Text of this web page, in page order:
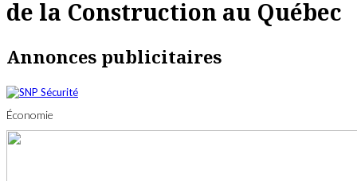
de la Construction au Québec
Annonces publicitaires
Économie